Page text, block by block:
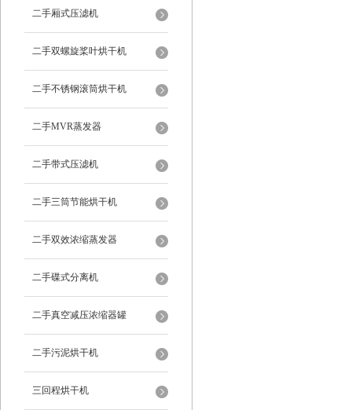
机
二手厢式压滤机
二手双螺旋桨叶烘干机
二手不锈钢滚筒烘干机
二手MVR蒸发器
二手带式压滤机
二手三筒节能烘干机
二手双效浓缩蒸发器
二手碟式分离机
二手真空减压浓缩器罐
二手污泥烘干机
三回程烘干机